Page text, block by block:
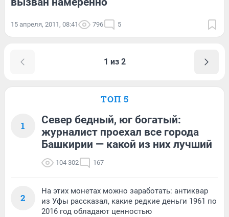
15 апреля, 2011, 08:41 796 5
1 из 2
ТОП 5
1
Север бедный, юг богатый:
журналист проехал все города
Башкирии — какой из них лучший
104 302 167
2
На этих монетах можно заработать: антиквар
из Уфы рассказал, какие редкие деньги 1961 по
2016 год обладают ценностью